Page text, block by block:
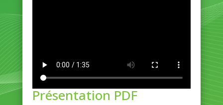
Présentation PDF